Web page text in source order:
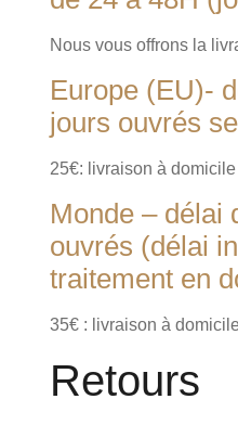
Nous vous offrons la
Europe (EU)-
jours ouvrés
25€: livraison à
Monde – délai
ouvrés (délai
traitement en
35€ : livraison à
Retours